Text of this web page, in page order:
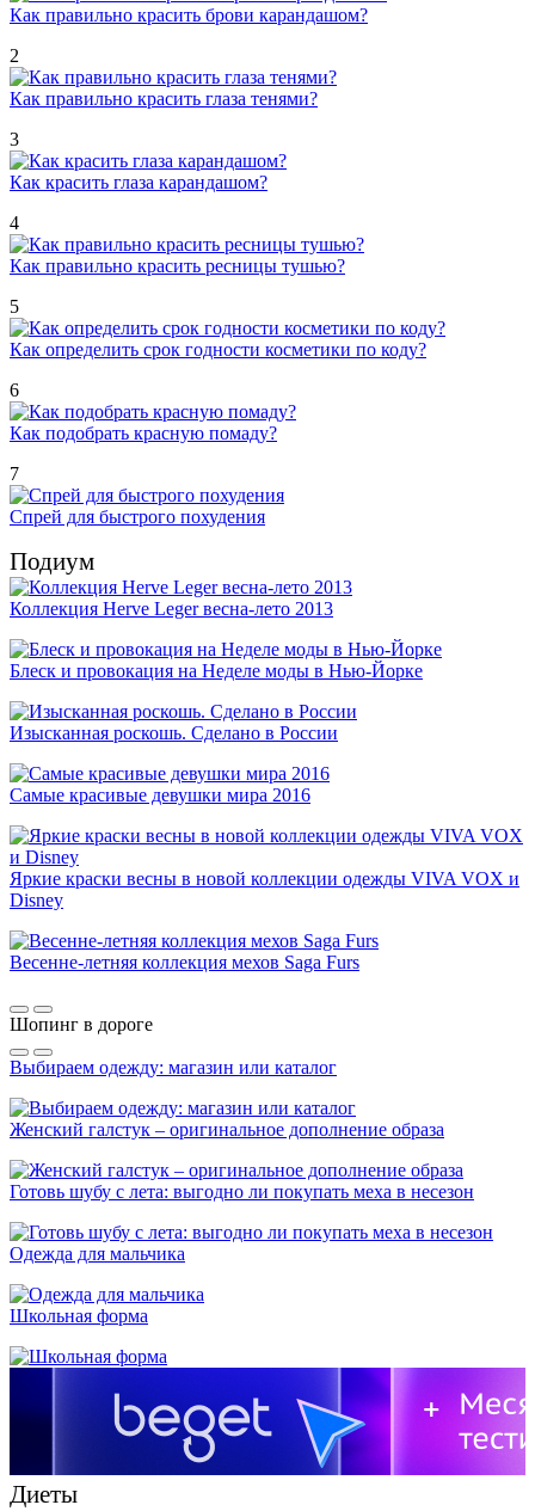
Как правильно красить брови карандашом?
2
Как правильно красить глаза тенями?
3
Как красить глаза карандашом?
4
Как правильно красить ресницы тушью?
5
Как определить срок годности косметики по коду?
6
Как подобрать красную помаду?
7
Спрей для быстрого похудения
Подиум
Коллекция Herve Leger весна-лето 2013
Блеск и провокация на Неделе моды в Нью-Йорке
Изысканная роскошь. Сделано в России
Самые красивые девушки мира 2016
Яркие краски весны в новой коллекции одежды VIVA VOX и
Disney
Весенне-летняя коллекция мехов Saga Furs
Шопинг в дороге
Выбираем одежду: магазин или каталог
Женский галстук – оригинальное дополнение образа
Готовь шубу с лета: выгодно ли покупать меха в несезон
Одежда для мальчика
Школьная форма
Диеты